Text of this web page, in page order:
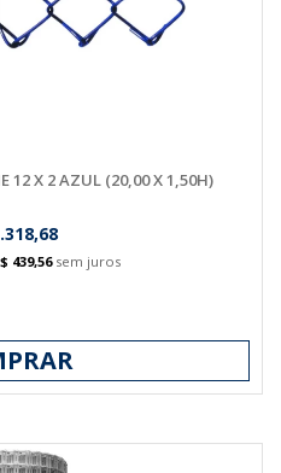
12 X 2 AZUL (20,00 X 1,50H)
439,56sem juros